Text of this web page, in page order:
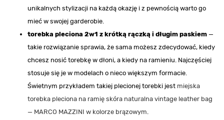
unikalnych stylizacji na każdą okazję i z pewnością warto go
mieć w swojej garderobie.
torebka pleciona 2w1 z krótką rączką i długim paskiem —
takie rozwiązanie sprawia, że sama możesz zdecydować, kiedy
chcesz nosić torebkę w dłoni, a kiedy na ramieniu. Najczęściej
stosuje się je w modelach o nieco większym formacie.
Świetnym przykładem takiej plecionej torebki jest miejska
torebka pleciona na ramię skóra naturalna vintage leather bag
— MARCO MAZZINI w kolorze brązowym.